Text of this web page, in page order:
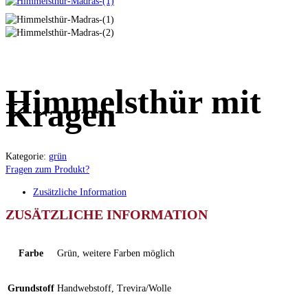
Himmelsthür mit
Kragen
Kategorie: grün
Fragen zum Produkt?
Zusätzliche Information
ZUSÄTZLICHE INFORMATION
Farbe Grün, weitere Farben möglich
Grundstoff Handwebstoff, Trevira/Wolle